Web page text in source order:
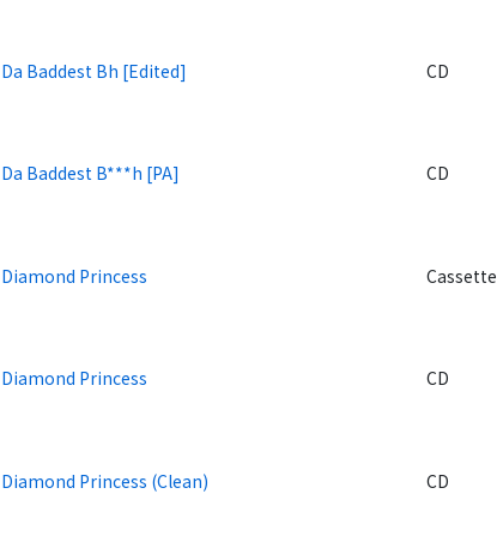
Da Baddest Bh [Edited] CD
Da Baddest B***h [PA] CD
Diamond Princess Cassette
Diamond Princess CD
Diamond Princess (Clean) CD